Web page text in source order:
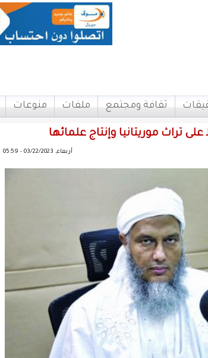
ثقافة ومجتمع ملفات منوعات
تراث موريتانيا وإنتاج علمائها
أربعاء, 03/22/2023 - 05:59